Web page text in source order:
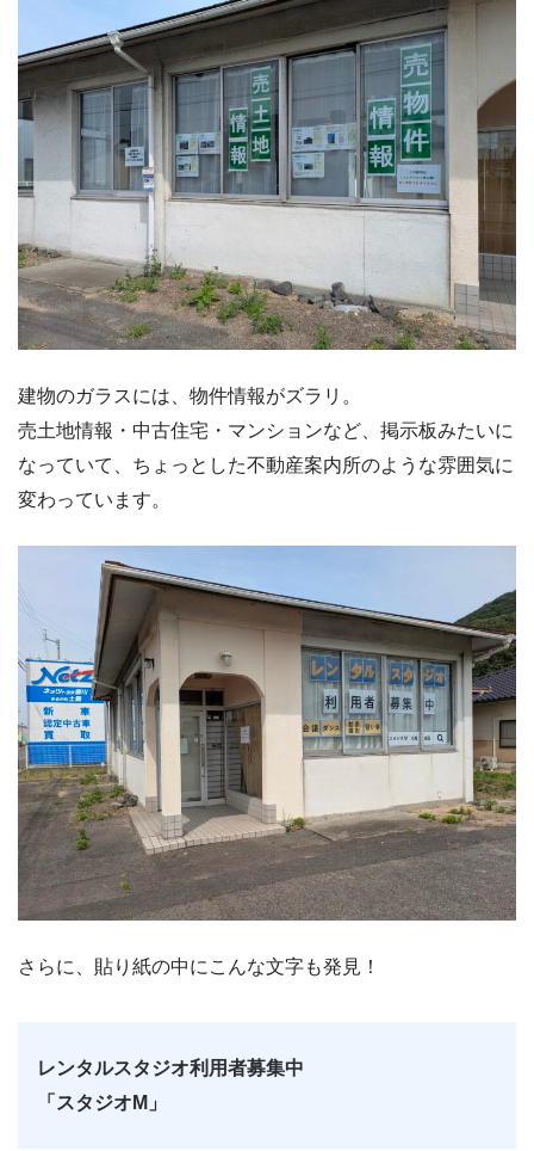
建物のガラスには、物件情報がズラリ。
売土地情報・中古住宅・マンションなど、掲示板みたいに
なっていて、ちょっとした不動産案内所のような雰囲気に
変わっています。
さらに、貼り紙の中にこんな文字も発見！
レンタルスタジオ利用者募集中
「スタジオM」